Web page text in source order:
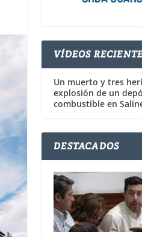
VÍDEOS
Un muerto y tres
explosión de un
combustible en
DESTACADOS